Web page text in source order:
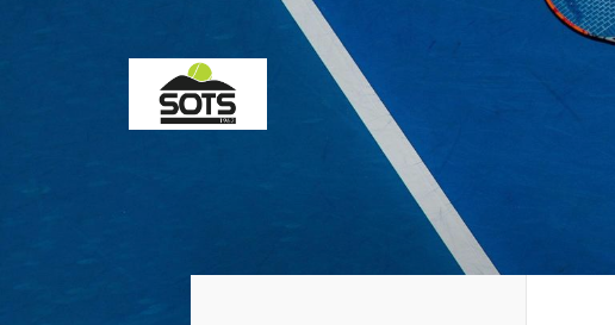
Sotkamon Tennisseura